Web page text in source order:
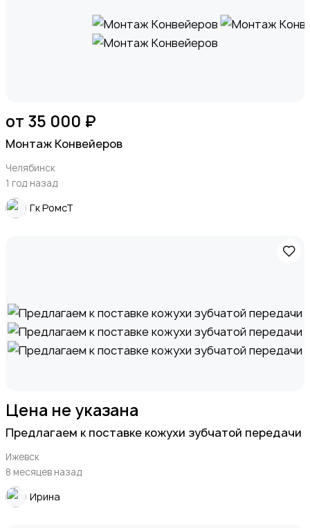
от 35 000 ₽
Монтаж Конвейеров
Челябинск
1 год назад
Гк РомсТ
Цена не указана
Предлагаем к поставке кожухи зубчатой передачи
Ижевск
8 месяцев назад
Ирина